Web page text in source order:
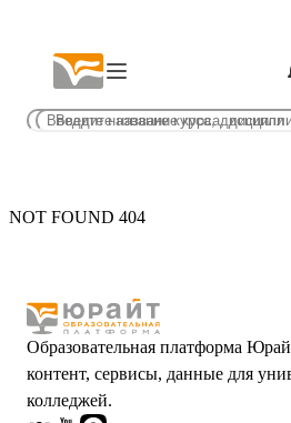
NOT FOUND 404
Образовательная платформа
контент, сервисы, данные для
колледжей.